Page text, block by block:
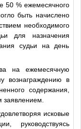
50 % ежемесячного
быть начислено
необходимого
для назначения
судьи на день
на ежемесячную
вознаграждению в
содержания,
заявлением.
исковые
руководствуясь